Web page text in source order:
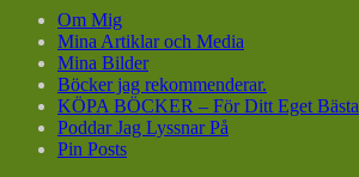
Om Mig
Mina Artiklar och Media
Mina Bilder
Böcker jag rekommenderar.
KÖPA BÖCKER – För Ditt Eget Bästa
Poddar Jag Lyssnar På
Pin Posts